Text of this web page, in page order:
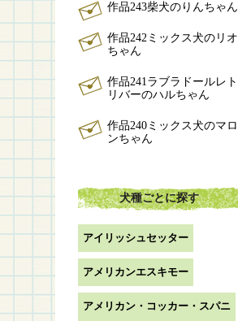
作品243柴犬のりんちゃん
作品242ミックス犬のリオ
ちゃん
作品241ラブラドールレト
リバーのハルちゃん
作品240ミックス犬のマロ
ンちゃん
犬種ごとに探す
アイリッシュセッター
アメリカンエスキモー
アメリカン・コッカー・スパニ